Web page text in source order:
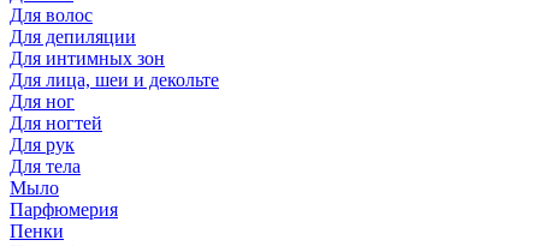
Для волос
Для депиляции
Для интимных зон
Для лица, шеи и декольте
Для ног
Для ногтей
Для рук
Для тела
Мыло
Парфюмерия
Пенки